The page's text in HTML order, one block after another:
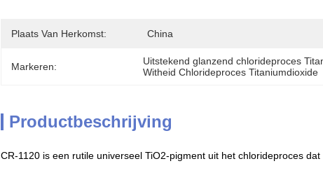
Plaats Van Herkomst: China
Markeren: Uitstekend glanzend chlorideproces
Witheid Chlorideproces Titaniumdioxide
Productbeschrijving
CR-1120 is een rutile universeel TiO2-pigment uit het chlorideproces